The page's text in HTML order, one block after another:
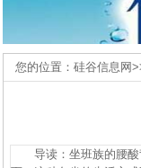
您的位置： 硅谷信息网
导读：坐班族的腰酸